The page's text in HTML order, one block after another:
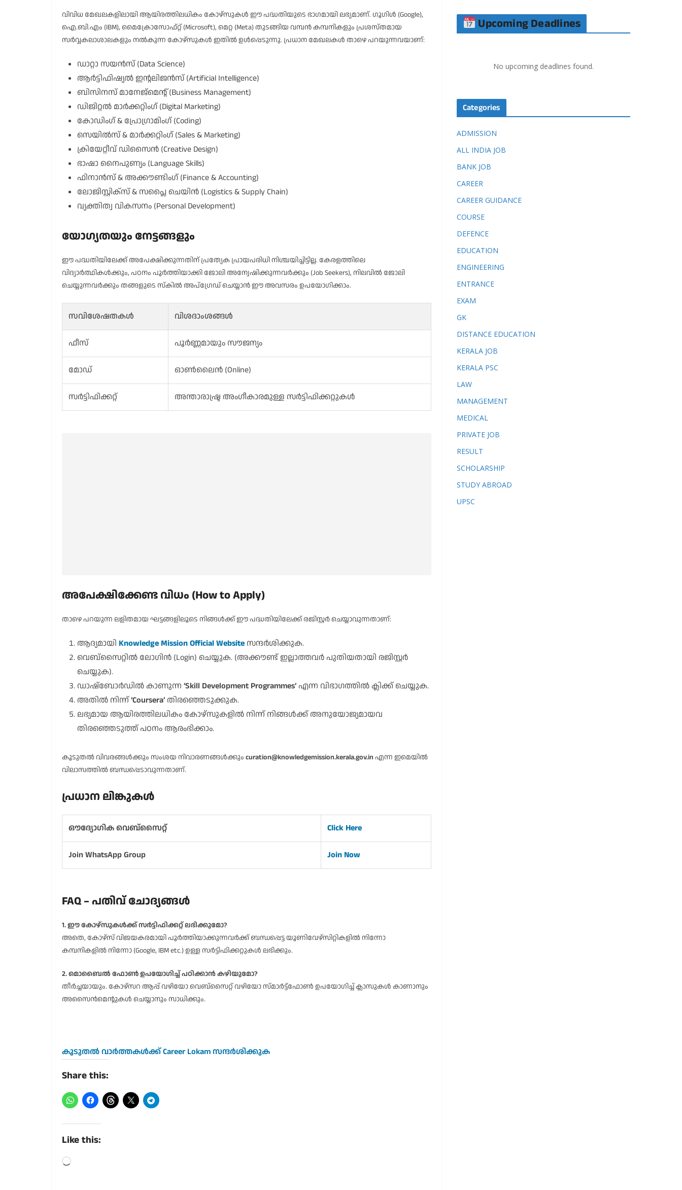
വിവിധ മേഖലകളിലായി ആയിരത്തിലധികം കോഴ്‌സുകൾ ഈ പദ്ധതിയുടെ ഭാഗമായി ലഭ്യമാണ്. ഗൂഗിൾ (Google),
ഐ.ബി.എം (IBM), മൈക്രോസോഫ്റ്റ് (Microsoft), മെറ്റ (Meta) തുടങ്ങിയ വമ്പൻ കമ്പനികളും പ്രശസ്തമായ
സർവ്വകലാശാലകളും നൽകുന്ന കോഴ്‌സുകൾ ഇതിൽ ഉൾപ്പെടുന്നു. പ്രധാന മേഖലകൾ താഴെ പറയുന്നവയാണ്:
ഡാറ്റാ സയൻസ് (Data Science)
ആർട്ടിഫിഷ്യൽ ഇന്റലിജൻസ് (Artificial Intelligence)
ബിസിനസ് മാനേജ്‌മെന്റ് (Business Management)
ഡിജിറ്റൽ മാർക്കറ്റിംഗ് (Digital Marketing)
കോഡിംഗ് & പ്രോഗ്രാമിംഗ് (Coding)
സെയിൽസ് & മാർക്കറ്റിംഗ് (Sales & Marketing)
ക്രിയേറ്റീവ് ഡിസൈൻ (Creative Design)
ഭാഷാ നൈപുണ്യം (Language Skills)
ഫിനാൻസ് & അക്കൗണ്ടിംഗ് (Finance & Accounting)
ലോജിസ്റ്റിക്സ് & സപ്ലൈ ചെയിൻ (Logistics & Supply Chain)
വ്യക്തിത്വ വികസനം (Personal Development)
യോഗ്യതയും നേട്ടങ്ങളും
ഈ പദ്ധതിയിലേക്ക് അപേക്ഷിക്കുന്നതിന് പ്രത്യേക പ്രായപരിധി നിശ്ചയിച്ചിട്ടില്ല. കേരളത്തിലെ
വിദ്യാർത്ഥികൾക്കും, പഠനം പൂർത്തിയാക്കി ജോലി അന്വേഷിക്കുന്നവർക്കും (Job Seekers), നിലവിൽ ജോലി
ചെയ്യുന്നവർക്കും തങ്ങളുടെ സ്കിൽ അപ്‌ഗ്രേഡ് ചെയ്യാൻ ഈ അവസരം ഉപയോഗിക്കാം.
സവിശേഷതകൾ വിശദാംശങ്ങൾ
ഫീസ് പൂർണ്ണമായും സൗജന്യം
മോഡ് ഓൺലൈൻ (Online)
സർട്ടിഫിക്കറ്റ് അന്താരാഷ്ട്ര അംഗീകാരമുള്ള സർട്ടിഫിക്കറ്റുകൾ
അപേക്ഷിക്കേണ്ട വിധം (How to Apply)
താഴെ പറയുന്ന ലളിതമായ ഘട്ടങ്ങളിലൂടെ നിങ്ങൾക്ക് ഈ പദ്ധതിയിലേക്ക് രജിസ്റ്റർ ചെയ്യാവുന്നതാണ്:
ആദ്യമായി Knowledge Mission Official Website സന്ദർശിക്കുക.
വെബ്‌സൈറ്റിൽ ലോഗിൻ (Login) ചെയ്യുക. (അക്കൗണ്ട് ഇല്ലാത്തവർ പുതിയതായി രജിസ്റ്റർ
ചെയ്യുക).
ഡാഷ്ബോർഡിൽ കാണുന്ന ‘Skill Development Programmes’ എന്ന വിഭാഗത്തിൽ ക്ലിക്ക് ചെയ്യുക.
അതിൽ നിന്ന്‘Coursera’ തിരഞ്ഞെടുക്കുക.
ലഭ്യമായ ആയിരത്തിലധികം കോഴ്‌സുകളിൽ നിന്ന് നിങ്ങൾക്ക് അനുയോജ്യമായവ
തിരഞ്ഞെടുത്ത് പഠനം ആരംഭിക്കാം.
കൂടുതൽ വിവരങ്ങൾക്കും സംശയ നിവാരണങ്ങൾക്കും curation@knowledgemission.kerala.gov.in എന്ന ഇമെയിൽ
വിലാസത്തിൽ ബന്ധപ്പെടാവുന്നതാണ്.
പ്രധാന ലിങ്കുകൾ
ഔദ്യോഗിക വെബ്സൈറ്റ് Click Here
Join WhatsApp Group Join Now
FAQ – പതിവ് ചോദ്യങ്ങൾ
1. ഈ കോഴ്‌സുകൾക്ക് സർട്ടിഫിക്കറ്റ് ലഭിക്കുമോ?
അതെ, കോഴ്‌സ് വിജയകരമായി പൂർത്തിയാക്കുന്നവർക്ക് ബന്ധപ്പെട്ട യൂണിവേഴ്സിറ്റികളിൽ നിന്നോ
കമ്പനികളിൽ നിന്നോ (Google, IBM etc.) ഉള്ള സർട്ടിഫിക്കറ്റുകൾ ലഭിക്കും.
2. മൊബൈൽ ഫോൺ ഉപയോഗിച്ച് പഠിക്കാൻ കഴിയുമോ?
തീർച്ചയായും. കോഴ്‌സറ ആപ്പ് വഴിയോ വെബ്സൈറ്റ് വഴിയോ സ്മാർട്ട്ഫോൺ ഉപയോഗിച്ച് ക്ലാസുകൾ കാണാനും
അസൈൻമെന്റുകൾ ചെയ്യാനും സാധിക്കും.
കൂടുതൽ വാർത്തകൾക്ക് Career Lokam സന്ദർശിക്കുക
Share this:
Like this:
Loading…
Upcoming Deadlines
No upcoming deadlines found.
Categories
ADMISSION
ALL INDIA JOB
BANK JOB
CAREER
CAREER GUIDANCE
COURSE
DEFENCE
EDUCATION
ENGINEERING
ENTRANCE
EXAM
GK
DISTANCE EDUCATION
KERALA JOB
KERALA PSC
LAW
MANAGEMENT
MEDICAL
PRIVATE JOB
RESULT
SCHOLARSHIP
STUDY ABROAD
UPSC